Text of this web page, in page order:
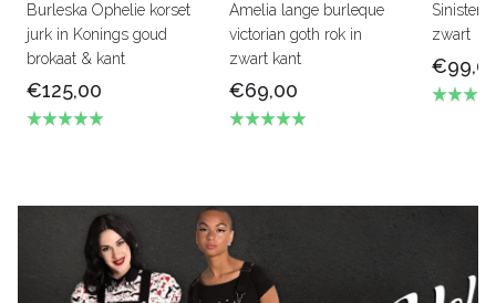
Burleska Ophelie korset
jurk in Konings goud
brokaat & kant
€125,00
Amelia lange burleque
victorian goth rok in
zwart kant
€69,00
Sinister
zwart